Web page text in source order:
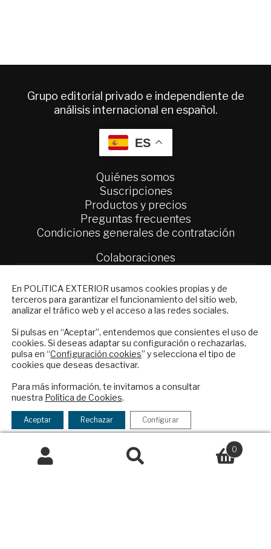
Grupo editorial privado e independiente de
análisis internacional en español.
ES
Quiénes somos
Suscripciones
Productos y precios
Preguntas frecuentes
Condiciones generales de contratación
Colaboraciones
Contacto
Política Exterior
Afkar/Ideas
© 2026 - Fundación Análisis de Política
Legal|Política de Privacidad y de Cookies
Buscar
0
Financiado por el Programa KIT Digital. Plan de
Recuperación, Transformación y Resiliencia de
En POLíTICA EXTERIOR usamos cookies propias y de
terceros para garantizar el funcionamiento del sitio web,
analizar el tráfico web y el acceso a las redes sociales.
Si pulsas en “Aceptar”, entendemos que consientes el uso de
cookies. Si deseas adaptar su configuración o rechazarlas,
pulsa en “Configuración cookies” y selecciona el tipo de
cookies que deseas desactivar.
Para más información, te invitamos a consultar
nuestra Política de Cookies.
Aceptar Rechazar Configurar
NEWSLETTER
Suscríbase a nuestro boletín electrónico y
reciba en su correo el mejor análisis
internacional en español.
Checkbox
acepto
la
política
de
política de privacidad